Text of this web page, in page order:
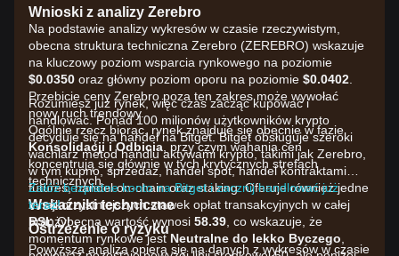
Wnioski z analizy Zerebro
Na podstawie analizy wykresów w czasie rzeczywistym,
obecna struktura techniczna Zerebro (ZEREBRO) wskazuje
na kluczowy poziom wsparcia rynkowego na poziomie
$0.0350 oraz główny poziom oporu na poziomie $0.0402
Przebicie ceny Zerebro poza ten zakres może wywołać
nowy ruch trendowy.
Ogólnie rzecz biorąc, rynek znajduje się obecnie w fazie
Konsolidacji i Odbicia , przy czym wahania cen
koncentrują się głównie w tych krytycznych strefach
technicznych.
Wskaźniki techniczne
RSI:Obecna wartość wynosi 58.39 , co wskazuje, że
momentum rynkowe jestNeutralne do lekko Byczego
Rozumiesz już rynek, więc czas zacząć kupować i
handlować. Ponad 100 milionów użytkowników krypto
decyduje się na handel na Bitget. Bitget obsługuje szeroki
wachlarz metod handlu aktywami krypto, takimi jak Zerebro,
w tym kupno, sprzedaż, handel spot, handel kontraktami
futures, handel on-chain oraz staking. Oferuje również jedne
z najkorzystniejszych stawek opłat transakcyjnych w całej
branży!
Załóż bezpłatne konto na Bitget i zacznij handlować już
teraz!
Ostrzeżenie o ryzyku
Powyższa analiza opiera się na danych z wykresów w czasie